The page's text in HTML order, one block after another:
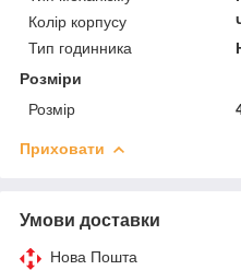
Колір корпусу
Тип годинника
Розміри
Розмір
Приховати
Умови доставки
Нова Пошта